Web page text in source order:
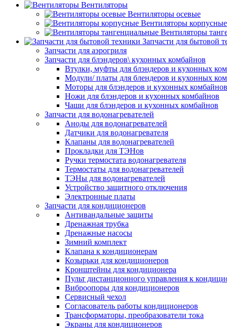
Вентиляторы
Вентиляторы осевые
Вентиляторы корпусные
Вентиляторы
Запчасти для бытовой
Запчасти для аэрогриля
Запчасти для блэндеров\ кухонных комбайнов
Втулки, муфты для блэндеров и кухонных
Модули/ платы для блендеров и кухонных
Моторы для блэндеров и кухонных комбайнов
Ножи для блэндеров и кухонных комбайнов
Чаши для блэндеров и кухонных комбайнов
Запчасти для водонагревателей
Аноды для водонагревателей
Датчики для водонагревателя
Клапаны для водонагревателей
Прокладки для ТЭНов
Ручки термостата водонагревателя
Термостаты для водонагревателей
ТЭНы для водонагревателей
Устройство защитного отключения
Электронные платы
Запчасти для кондиционеров
Антивандальные защиты
Дренажная трубка
Дренажные насосы
Зимний комплект
Клапана к кондиционерам
Козырьки для кондиционеров
Кронштейны для кондиционера
Пульт дистанционного управления к
Виброопоры для кондиционеров
Сервисный чехол
Согласователь работы кондиционеров
Трансформаторы, преобразователи тока
Экраны для кондиционеров